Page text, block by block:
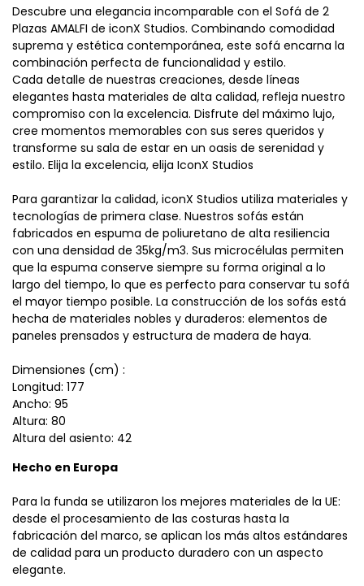
Descubre una elegancia incomparable con el Sofá de 2
Plazas AMALFI de iconX Studios. Combinando comodidad
suprema y estética contemporánea, este sofá encarna la
combinación perfecta de funcionalidad y estilo.
Cada detalle de nuestras creaciones, desde líneas
elegantes hasta materiales de alta calidad, refleja nuestro
compromiso con la excelencia. Disfrute del máximo lujo,
cree momentos memorables con sus seres queridos y
transforme su sala de estar en un oasis de serenidad y
estilo. Elija la excelencia, elija IconX Studios
Para garantizar la calidad, iconX Studios utiliza materiales y
tecnologías de primera clase. Nuestros sofás están
fabricados en espuma de poliuretano de alta resiliencia
con una densidad de 35kg/m3. Sus microcélulas permiten
que la espuma conserve siempre su forma original a lo
largo del tiempo, lo que es perfecto para conservar tu sofá
el mayor tiempo posible. La construcción de los sofás está
hecha de materiales nobles y duraderos: elementos de
paneles prensados ​​y estructura de madera de haya.
Dimensiones (cm) :
Longitud: 177
Ancho: 95
Altura: 80
Altura del asiento: 42
Hecho en Europa
Para la funda se utilizaron los mejores materiales de la UE:
desde el procesamiento de las costuras hasta la
fabricación del marco, se aplican los más altos estándares
de calidad para un producto duradero con un aspecto
elegante.